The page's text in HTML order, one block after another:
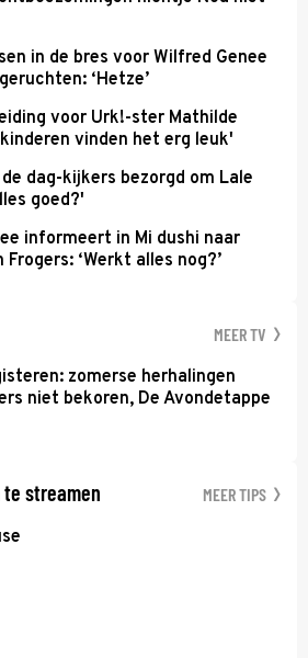
in de bres voor Wilfred Genee
‘Hetze’
voor Urk!-ster Mathilde
vinden het erg leuk'
dag-kijkers bezorgd om Lale
goed?'
informeert in Mi dushi naar
‘Werkt alles nog?’
MEER TV
zomerse herhalingen
niet bekoren, De Avondetappe
streamen MEER TIPS